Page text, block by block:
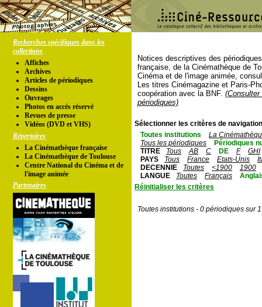
Recherches spécifiques dans les
collections
Affiches
Archives
Articles de périodiques
Dessins
Ouvrages
Photos en accés réservé
Revues de presse
Vidéos (DVD et VHS)
Répertoires
La Cinémathèque française
La Cinémathèque de Toulouse
Centre National du Cinéma et de
l'image animée
Partenaires
Notices descriptives des
française, de la Cinémathèque de
Cinéma et de l'image animée,
Les titres Cinémagazine et Paris-
coopération avec la BNF.
périodiques)
Sélectionner les critères de
Toutes institutions
La
Tous les périodiques
Périodiques
TITRE
Tous AB C DE F
GHI
PAYS
Tous France Etats-Unis
DECENNIE
Toutes <1900
1900
LANGUE
Toutes Français
Réinitialiser les critères
Toutes institutions - 0 périodiques sur